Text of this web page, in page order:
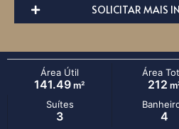
SOLICITAR MAIS
Área Útil
141.49 m²
Área
212
Suítes
3 4